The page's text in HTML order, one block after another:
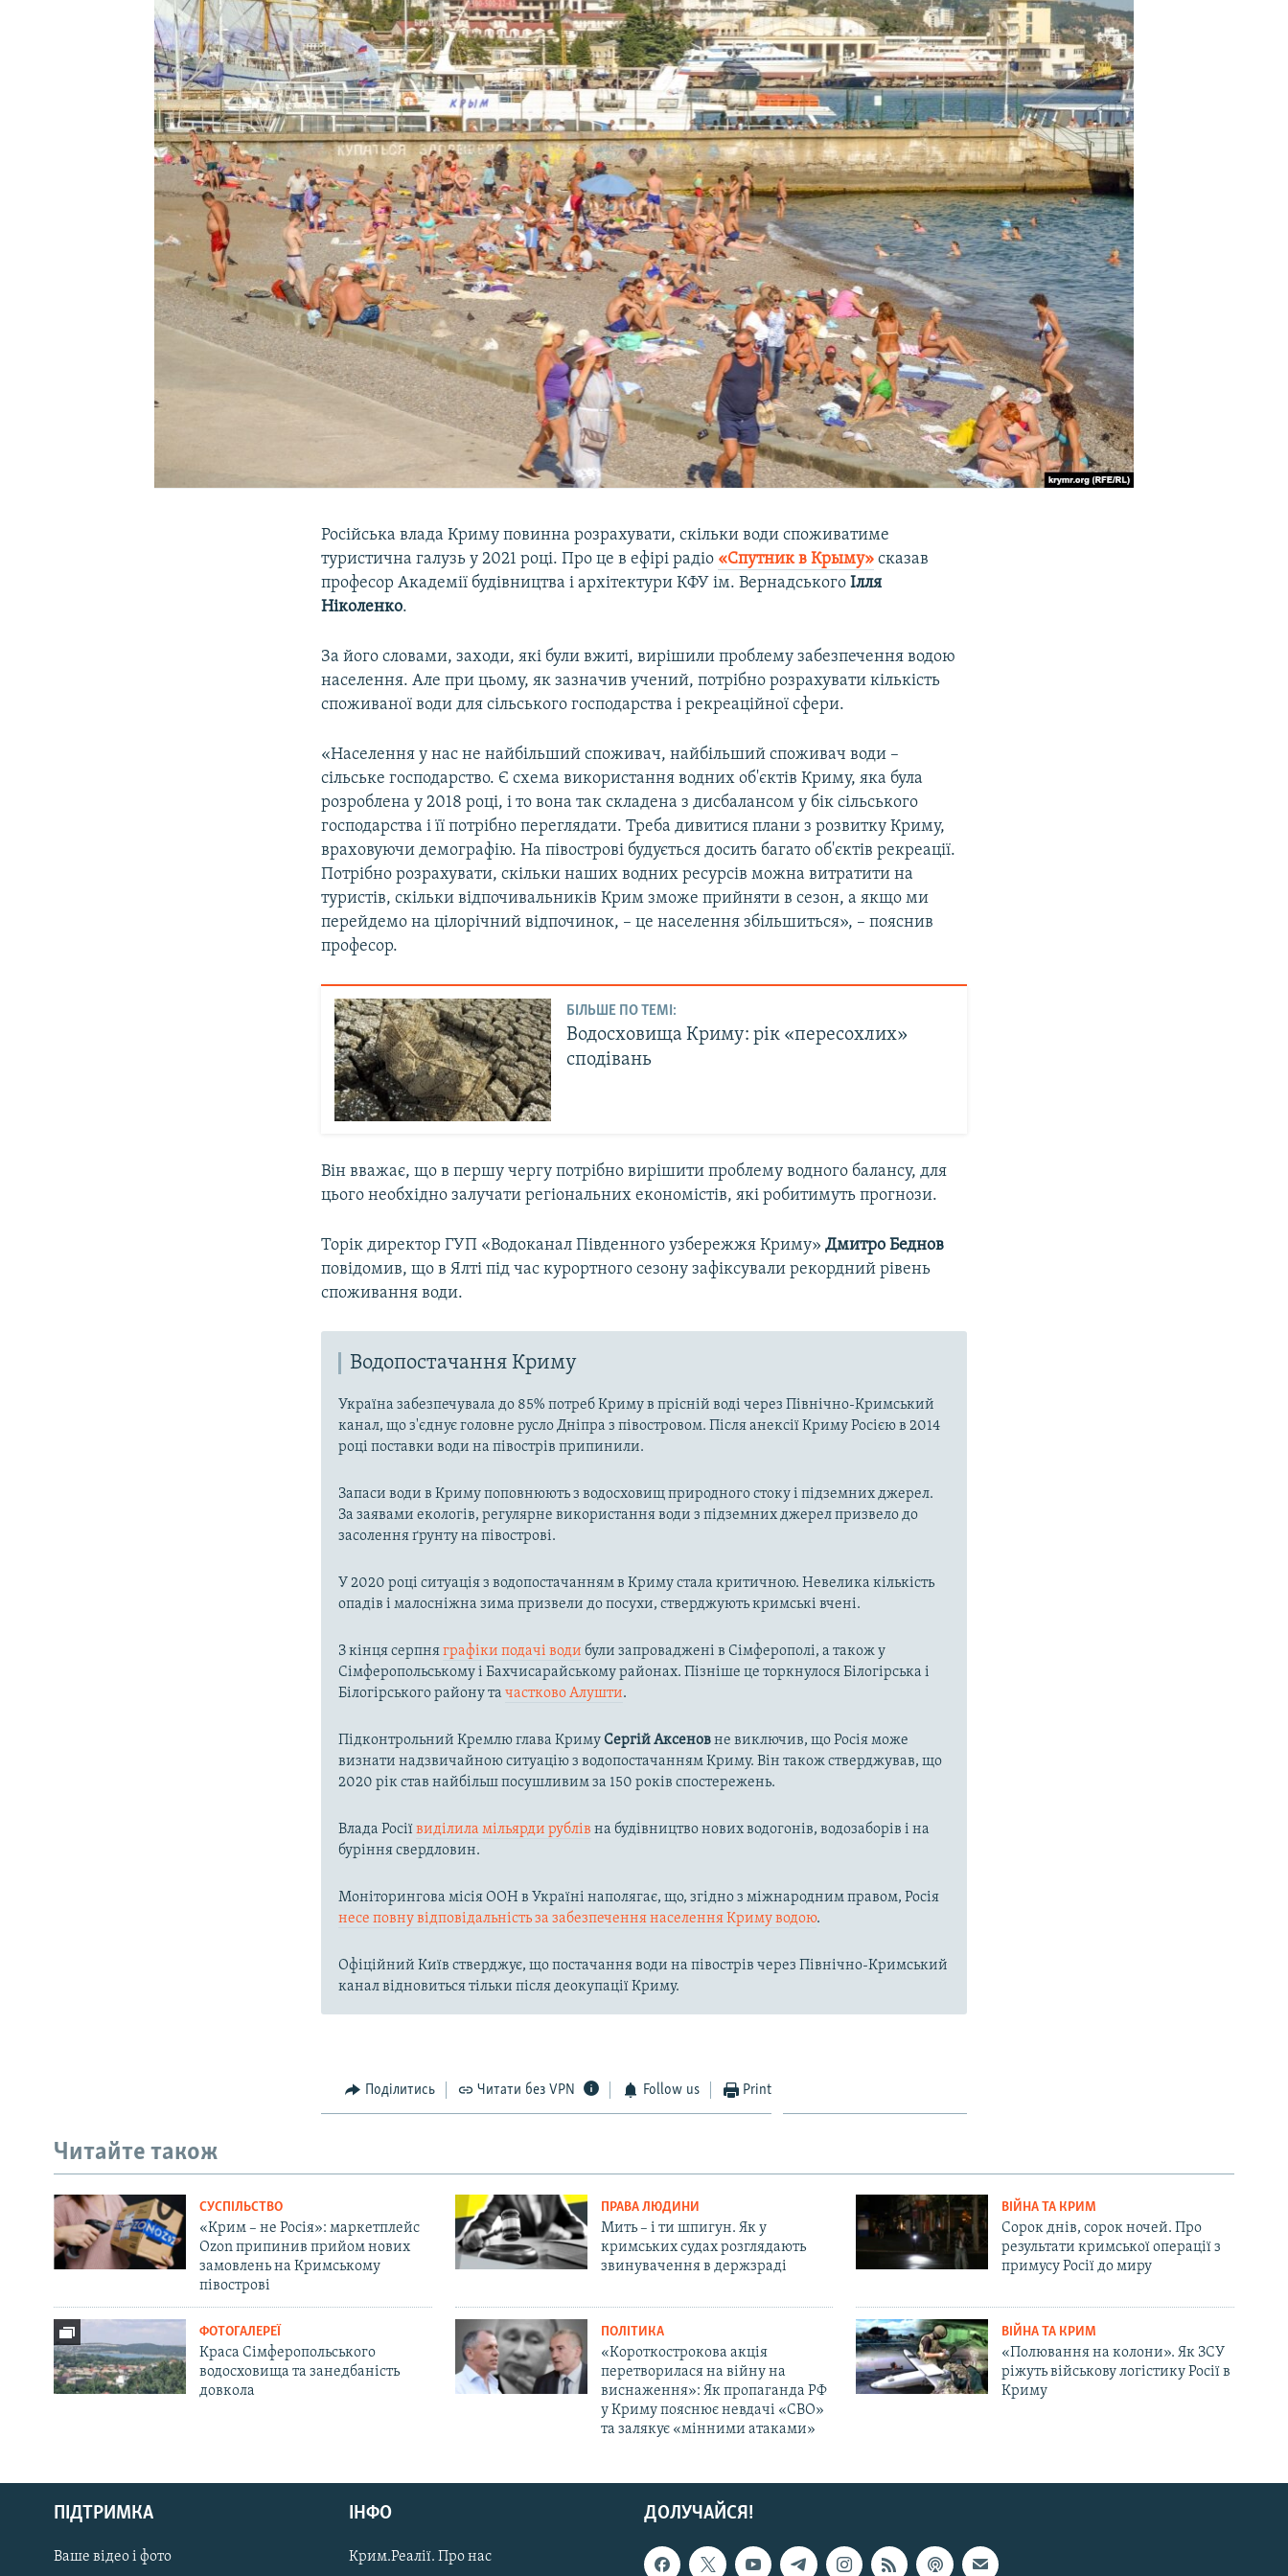
УКРАЇНСЬКА ПРОБЛЕМА КРИМУ
Русский
Qırımtatar
ДОЛУЧАЙСЯ!
Російська влада Криму повинна розрахувати, скільки води споживатиме
туристична галузь у 2021 році. Про це в ефірі радіо​ «Спутник в Крыму» сказав
професор Академії будівництва і архітектури КФУ ім. ВернадськогоІлля
Ніколенко.
За його словами, заходи, які були вжиті, вирішили проблему забезпечення водою
населення. Але при цьому, як зазначив учений, потрібно розрахувати кількість
споживаної води для сільського господарства і рекреаційної сфери.
«Населення у нас не найбільший споживач, найбільший споживач води –
сільське господарство. Є схема використання водних об'єктів Криму, яка була
розроблена у 2018 році, і то вона так складена з дисбалансом у бік сільського
господарства і її потрібно переглядати. Треба дивитися плани з розвитку Криму,
враховуючи демографію. На півострові будується досить багато об'єктів рекреації.
Потрібно розрахувати, скільки наших водних ресурсів можна витратити на
туристів, скільки відпочивальників Крим зможе прийняти в сезон, а якщо ми
перейдемо на цілорічний відпочинок, – це населення збільшиться», – пояснив
професор.
БІЛЬШЕ ПО ТЕМІ:
Водосховища Криму: рік «пересохлих»
сподівань
Він вважає, що в першу чергу потрібно вирішити проблему водного балансу, для
цього необхідно залучати регіональних економістів, які робитимуть прогнози.
Торік директор ГУП «Водоканал Південного узбережжя Криму»Дмитро Беднов
повідомив, що в Ялті під час курортного сезону зафіксували рекордний рівень
споживання води.
Водопостачання Криму
Україна забезпечувала до 85% потреб Криму в прісній воді через Північно-Кримський
канал, що з'єднує головне русло Дніпра з півостровом. Після анексії Криму Росією в 2014
році поставки води на півострів припинили.
Запаси води в Криму поповнюють з водосховищ природного стоку і підземних джерел.
За заявами екологів, регулярне використання води з підземних джерел призвело до
засолення ґрунту на півострові.
У 2020 році ситуація з водопостачанням в Криму стала критичною. Невелика кількість
опадів і малосніжна зима призвели до посухи, стверджують кримські вчені.
З кінця серпняграфіки подачі води були запроваджені в Сімферополі, а також у
Сімферопольському і Бахчисарайському районах. Пізніше це торкнулося Білогірська і
Білогірського району тачастково Алушти.
Підконтрольний Кремлю глава КримуСергій Аксеновне виключив, що Росія може
визнати надзвичайною ситуацію з водопостачанням Криму. Він також стверджував, що
2020 рік став найбільш посушливим за 150 років спостережень.
Влада Росіївиділила мільярди рублів на будівництво нових водогонів, водозаборів і на
буріння свердловин.
Моніторингова місія ООН в Україні наполягає, що, згідно з міжнародним правом, Росія
несе повну відповідальність за забезпечення населення Криму водою.
Офіційний Київ стверджує, що постачання води на півострів через Північно-Кримський
канал відновиться тільки після деокупації Криму.
Поділитись Читати без VPN Follow us Print
Читайте також
СУСПІЛЬСТВО
«Крим – не Росія»: маркетплейс
Ozon припинив прийом нових
замовлень на Кримському
півострові
ПРАВА ЛЮДИНИ
Мить – і ти шпигун. Як у
кримських судах розглядають
звинувачення в держзраді
ВІЙНА ТА КРИМ
Сорок днів, сорок ночей. Про
результати кримської операції з
примусу Росії до миру
ФОТОГАЛЕРЕЇ
Краса Сімферопольського
водосховища та занедбаність
довкола
ПОЛІТИКА
«Короткострокова акція
перетворилася на війну на
виснаження»: Як пропаганда РФ
у Криму пояснює невдачі «СВО»
та залякує «мінними атаками»
ВІЙНА ТА КРИМ
«Полювання на колони». Як ЗСУ
ріжуть військову логістику Росії в
Криму
ДОЛУЧАЙСЯ!
ПІДТРИМКА
Ваше відео і фото
ІНФО
Крим.Реалії. Про нас